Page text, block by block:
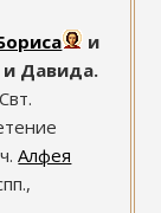
и
и Давида.
Алфея